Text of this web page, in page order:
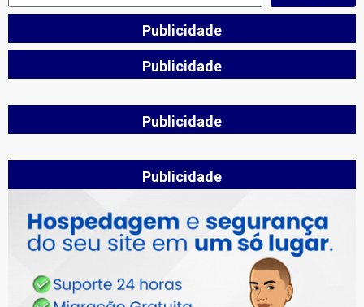
Publicidade
Publicidade
Publicidade
Publicidade